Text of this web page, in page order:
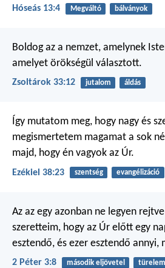
Hóseás 13:4 Megváltó bálványok
Boldog az a nemzet, amelynek
amelyet örökségül választott.
Zsoltárok 33:12 jutalom áldás
Így mutatom meg, hogy nagy és
megismertetem magamat a sok
majd, hogy én vagyok az Úr.
Ezékiel 38:23 szentség evangélizáció
Az az egy azonban ne legyen
szeretteim, hogy az Úr előtt egy
esztendő, és ezer esztendő annyi,
2 Péter 3:8 második eljövetel türelem